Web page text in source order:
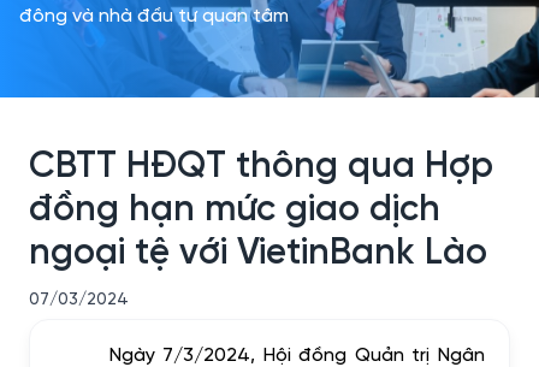
đông và nhà đầu tư quan tâm
CBTT HĐQT thông qua Hợp
đồng hạn mức giao dịch
ngoại tệ với VietinBank Lào
07/03/2024
Ngày 7/3/2024, Hội đồng Quản trị Ngân